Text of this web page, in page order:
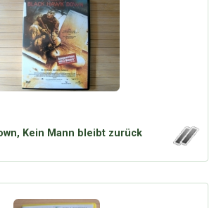
Kein Mann bleibt zurück